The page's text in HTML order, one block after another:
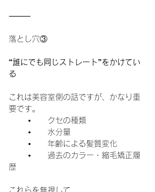
⸻
落とし穴③
“誰にでも同じストレート”をかけてい
る
これは美容室側の話ですが、かなり重
要です。
	•	クセの種類
	•	水分量
	•	年齢による髪質変化
歴
これらを無視して